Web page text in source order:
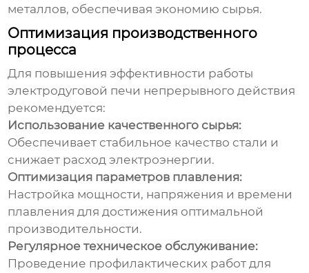
металлов, обеспечивая экономию сырья.
Оптимизация производственного
процесса
Для повышения эффективности работы
электродуговой печи непрерывного действия
рекомендуется:
Использование качественного сырья:
Обеспечивает стабильное качество стали и
снижает расход электроэнергии.
Оптимизация параметров плавления:
Настройка мощности, напряжения и времени
плавления для достижения оптимальной
производительности.
Регулярное техническое обслуживание:
Проведение профилактических работ для